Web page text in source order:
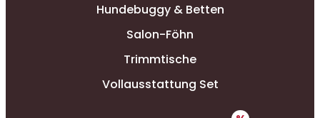
Hundebuggy & Betten
Salon-Föhn
Trimmtische
Vollausstattung Set